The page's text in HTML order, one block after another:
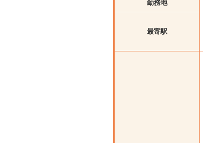
勤務地
最寄駅